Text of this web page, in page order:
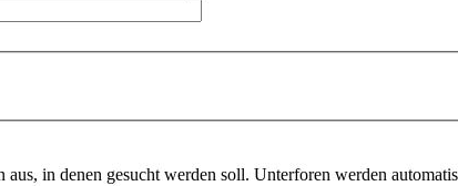
aus, in denen gesucht werden soll. Unterforen werden